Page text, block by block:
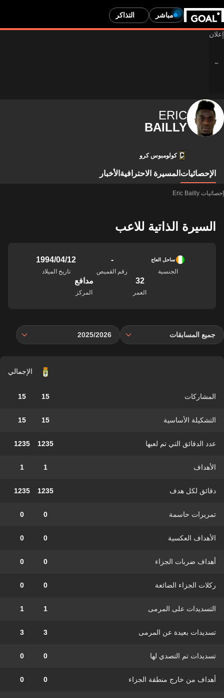
مباشر التذاكر
ERIC
BAILLY
كولومبوس كرو
الإحصائيات المسيرة الاحترافية الأخبار
إحصائيات Eric Bailly
السيرة الذاتية للاعب
ساحل العاج
الجنسية
-
رقم القميص
12‏/04‏/1994
تاريخ الميلاد
32
العمر
مدافع
المركز
جميع المسابقات 2025/2026
الإجمالي
المشاركات 15
15
التشكيلة الأساسية 15
15
عدد الدقائق التي تم لعبها 1235
1235
الأهداف 1
1
دقائق لكل هدف 1235
1235
تمريرات حاسمة 0
0
الأهداف العكسية 0
0
أهداف ضربات الجزاء 0
0
ركلات الجزاء الضائعة 0
0
التسديدات على المرمى 1
1
تسديدات بعيدة عن المرمى 3
3
تسديدات تم التصدي لها 0
0
أهداف من خارج منطقة الجزاء 0
0